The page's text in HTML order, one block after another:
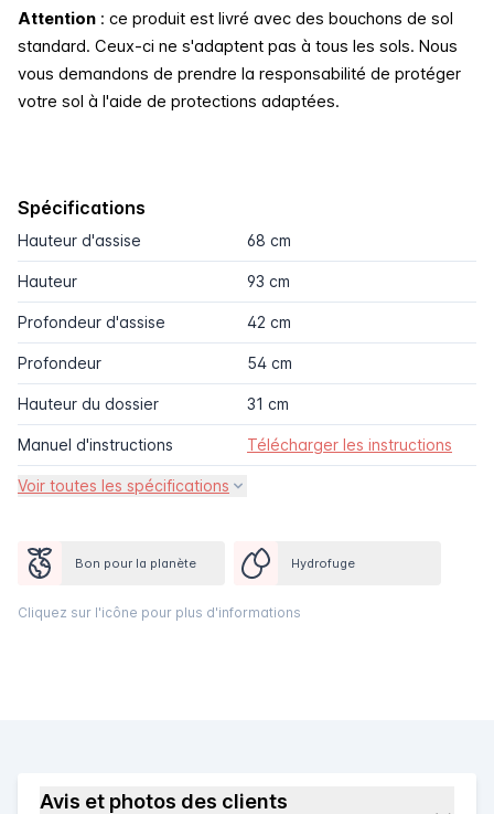
Attention : ce produit est livré avec des bouchons de sol
standard. Ceux-ci ne s'adaptent pas à tous les sols. Nous
vous demandons de prendre la responsabilité de protéger
votre sol à l'aide de protections adaptées.
Spécifications
Hauteur d'assise 68 cm
Hauteur 93 cm
Profondeur d'assise 42 cm
Profondeur 54 cm
Hauteur du dossier 31 cm
Manuel d'instructions Télécharger les instructions
Voir toutes les spécifications
Bon pour la planète Hydrofuge
Cliquez sur l'icône pour plus d'informations
Avis et photos des clients